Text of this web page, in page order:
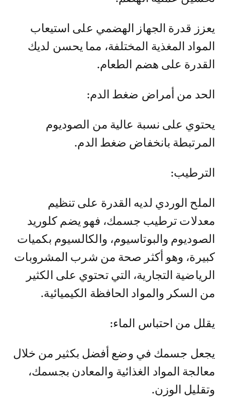
يعزز قدرة الجهاز الهضمي على استيعاب
المواد المغذية المختلفة، مما يحسن لديك
القدرة على هضم الطعام.
الحد من أمراض ضغط الدم:
يحتوي على نسبة عالية من الصوديوم
المرتبطة بانخفاض ضغط الدم.
الترطيب:
الملح الوردي لديه القدرة على تنظيم
معدلات ترطيب جسمك، فهو يضم كلوريد
الصوديوم والبوتاسيوم، والكالسيوم بكميات
كبيرة، وهو أكثر صحة من شرب المشروبات
الرياضية التجارية، التي تحتوي على الكثير
من السكر والمواد الحافظة الكيميائية.
يقلل من احتباس الماء:
يجعل جسمك في وضع أفضل بكثير من خلال
معالجة المواد الغذائية والمعادن بجسمك،
وتقليل الوزن.